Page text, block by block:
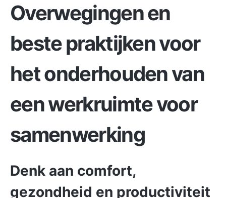
Overwegingen en
beste praktijken voor
het onderhouden van
een werkruimte voor
samenwerking
Denk aan comfort,
gezondheid en productiviteit